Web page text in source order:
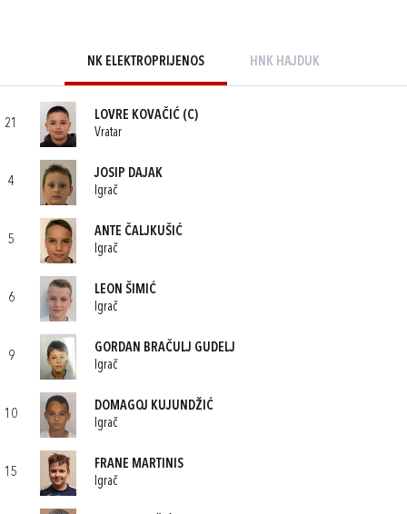
NK ELEKTROPRIJENOS HNK HAJDUK
21
LOVRE KOVAČIĆ (C)
Vratar
4
JOSIP DAJAK
Igrač
5
ANTE ČALJKUŠIĆ
Igrač
6
LEON ŠIMIĆ
Igrač
9
GORDAN BRAČULJ GUDELJ
Igrač
10
DOMAGOJ KUJUNDŽIĆ
Igrač
15
FRANE MARTINIS
Igrač